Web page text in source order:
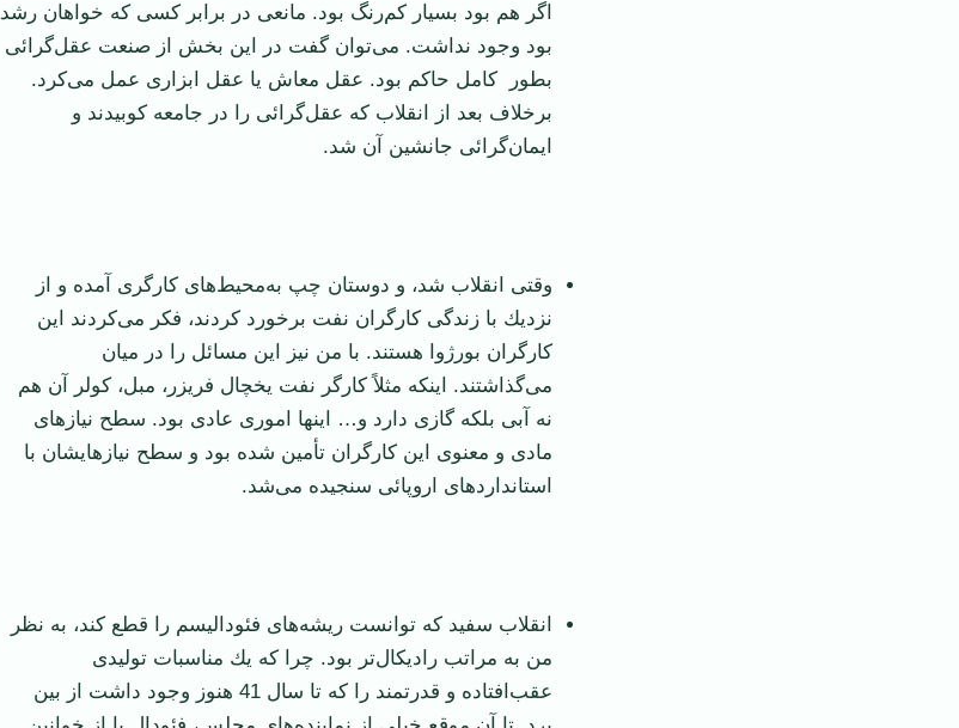
اگر هم بود بسیار كم‌رنگ بود. مانعی در برابر كسی كه خواهان رشد
بود وجود نداشت. می‌توان گفت در این بخش از صنعت عقل‌گرائی
بطور كامل حاكم بود. عقل معاش یا عقل ابزاری عمل می‌كرد.
برخلاف بعد از انقلاب كه عقل‌گرائی را در جامعه كوبیدند و
ایمان‌گرائی جانشین آن شد.
وقتی انقلاب شد، و دوستان چپ به‌محیط‌های كارگری آمده و از
نزدیك با زندگی كارگران نفت برخورد كردند، فكر می‌كردند این
كارگران بورژوا هستند. با من نیز این مسائل را در میان
می‌گذاشتند. اینكه مثلاً كارگر نفت یخچال فریزر، مبل، كولر آن هم
نه آبی بلكه گازی دارد و… اینها اموری عادی بود. سطح نیازهای
مادی و معنوی این كارگران تأمین شده بود و سطح نیازهایشان با
استانداردهای اروپائی سنجیده می‌شد.
انقلاب سفید كه توانست ریشه‌های فئودالیسم را قطع كند، به نظر
من به مراتب رادیكال‌تر بود. چرا كه یك مناسبات تولیدی
عقب‌افتاده و قدرتمند را كه تا سال 41 هنوز وجود داشت از بین